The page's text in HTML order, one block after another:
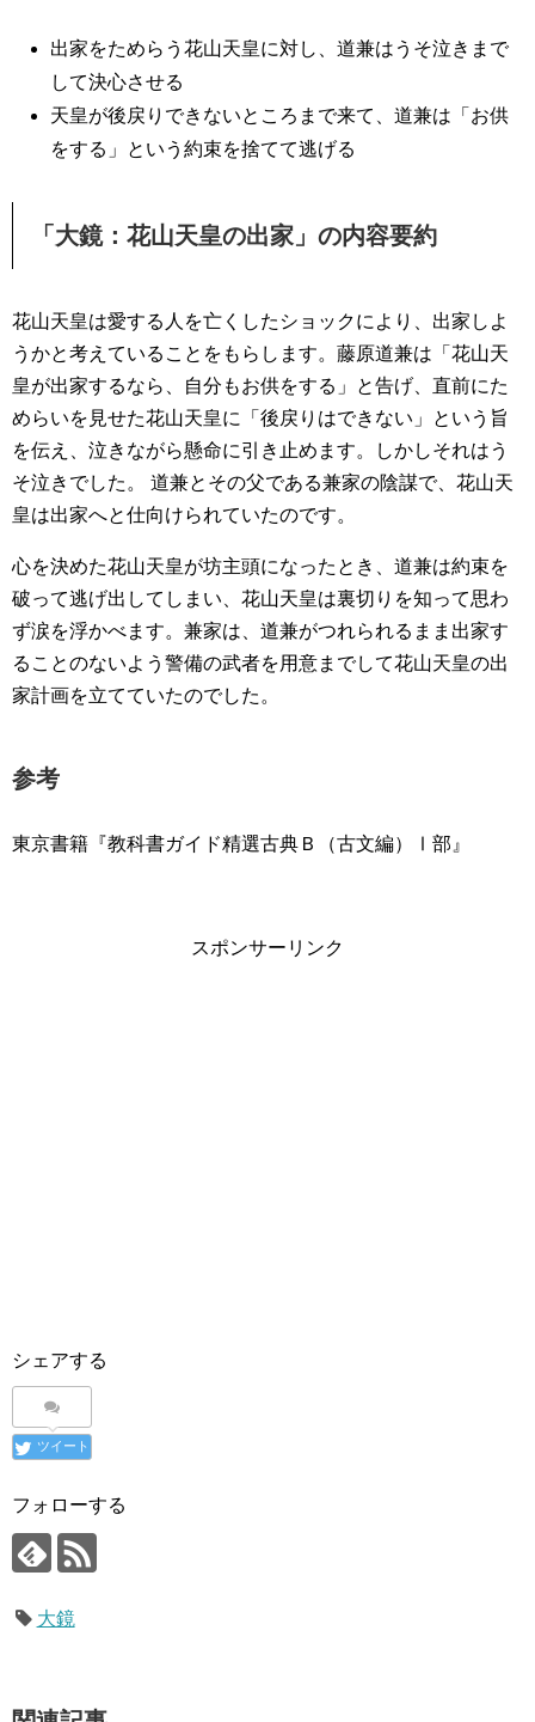
出家をためらう花山天皇に対し、道兼はうそ泣きまで
して決心させる
天皇が後戻りできないところまで来て、道兼は「お供
をする」という約束を捨てて逃げる
「大鏡：花山天皇の出家」の内容要約
花山天皇は愛する人を亡くしたショックにより、出家しよ
うかと考えていることをもらします。藤原道兼は「花山天
皇が出家するなら、自分もお供をする」と告げ、直前にた
めらいを見せた花山天皇に「後戻りはできない」という旨
を伝え、泣きながら懸命に引き止めます。しかしそれはう
そ泣きでした。 道兼とその父である兼家の陰謀で、花山天
皇は出家へと仕向けられていたのです。
心を決めた花山天皇が坊主頭になったとき、道兼は約束を
破って逃げ出してしまい、花山天皇は裏切りを知って思わ
ず涙を浮かべます。兼家は、道兼がつれられるまま出家す
ることのないよう警備の武者を用意までして花山天皇の出
家計画を立てていたのでした。
参考
東京書籍『教科書ガイド精選古典Ｂ（古文編）Ⅰ部』
スポンサーリンク
シェアする
ツイート
フォローする
大鏡